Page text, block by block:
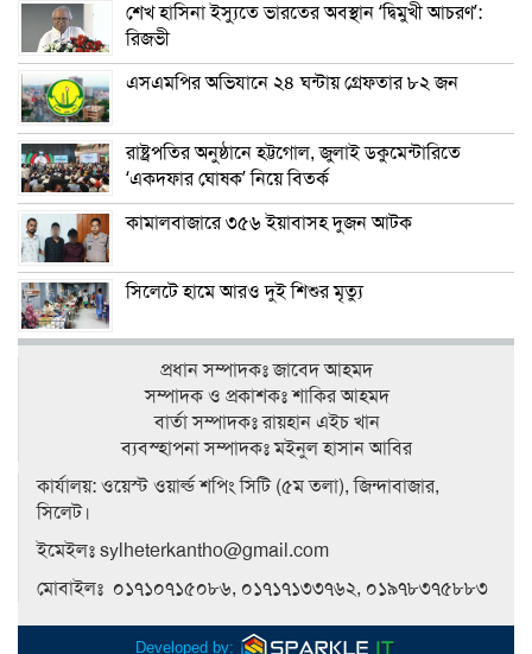
শেখ হাসিনা ইস্যুতে ভারতের অবস্থান ‘দ্বিমুখী আচরণ’:
রিজভী
এসএমপির অভিযানে ২৪ ঘন্টায় গ্রেফতার ৮২ জন
রাষ্ট্রপতির অনুষ্ঠানে হট্টগোল, জুলাই ডকুমেন্টারিতে
‘একদফার ঘোষক’ নিয়ে বিতর্ক
কামালবাজারে ৩৫৬ ইয়াবাসহ দুজন আটক
সিলেটে হামে আরও দুই শিশুর মৃত্যু
প্রধান সম্পাদকঃ জাবেদ আহমদ
সম্পাদক ও প্রকাশকঃ শাকির আহমদ
বার্তা সম্পাদকঃ রায়হান এইচ খান
ব‍্যবস্হাপনা সম্পাদকঃ মইনুল হাসান আবির
কার্যালয়: ওয়েস্ট ওয়ার্ল্ড শপিং সিটি (৫ম তলা), জিন্দাবাজার,
সিলেট।
ইমেইলঃ sylheterkantho@gmail.com
মোবাইলঃ ০১৭১০৭১৫০৮৬, ০১৭১৭১৩৩৭৬২, ০১৯৭৮৩৭৫৮৮৩
Developed by: